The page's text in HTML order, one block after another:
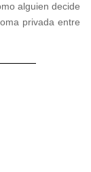
alguien decide
privada entre